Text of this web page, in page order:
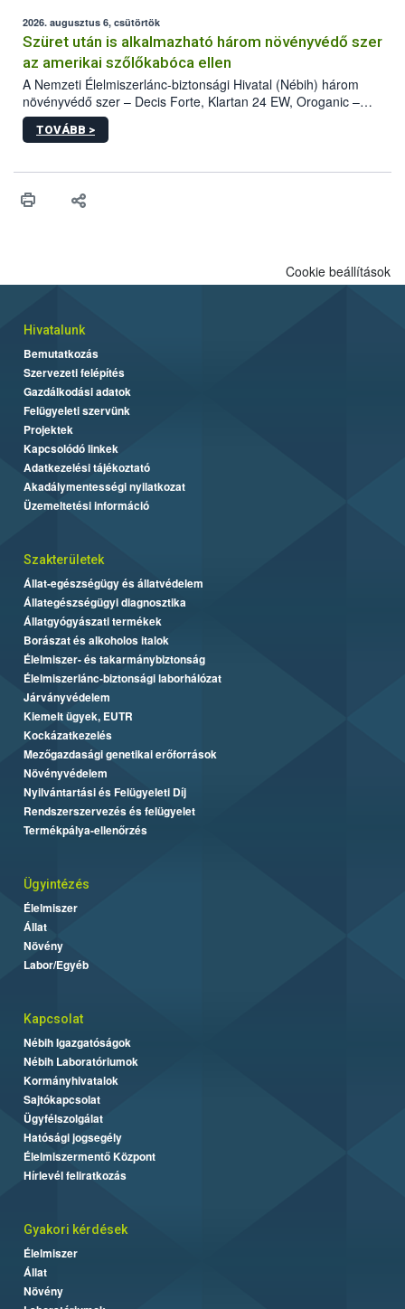
az intenzív felderítést, emellett az intézkedéseket a szlovák
hatósággal is összehangolják a terjedés megállítása érdekében.
2026. augusztus 6, csütörtök
Szüret után is alkalmazható három növényvédő szer
az amerikai szőlőkabóca ellen
A Nemzeti Élelmiszerlánc-biztonsági Hivatal (Nébih) három
növényvédő szer – Decis Forte, Klartan 24 EW, Oroganic –
engedélyokiratát módosította, így azok a szüretet követően,
egészen a vesszőérettség (BBCH 91) stádiumáig
érésű szőlőkben is legyen lehetőség a károsító elleni további
felhasználók számára is elérhető és ökológiai termesztésben is
TOVÁBB >
Cookie beállítások
Hivatalunk
Bemutatkozás
Szervezeti felépítés
Gazdálkodási adatok
Felügyeleti szervünk
Projektek
Kapcsolódó linkek
Adatkezelési tájékoztató
Akadálymentességi nyilatkozat
Üzemeltetési információ
Szakterületek
Állat-egészségügy és állatvédelem
Állategészségügyi diagnosztika
Állatgyógyászati termékek
Borászat és alkoholos italok
Élelmiszer- és takarmánybiztonság
Élelmiszerlánc-biztonsági laborhálózat
Járványvédelem
Kiemelt ügyek, EUTR
Kockázatkezelés
Mezőgazdasági genetikai erőforrások
Növényvédelem
Nyilvántartási és Felügyeleti Díj
Rendszerszervezés és felügyelet
Termékpálya-ellenőrzés
Ügyintézés
Élelmiszer
Állat
Növény
Labor/Egyéb
Kapcsolat
Nébih Igazgatóságok
Nébih Laboratóriumok
Kormányhivatalok
Sajtókapcsolat
Ügyfélszolgálat
Hatósági jogsegély
Élelmiszermentő Központ
Hírlevél feliratkozás
Gyakori kérdések
Élelmiszer
Állat
Növény